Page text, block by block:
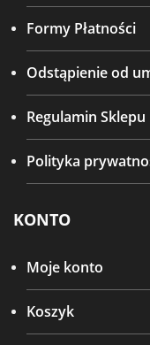
Formy Płatności
Odstąpienie od
Regulamin Sklepu
Polityka
KONTO
Moje konto
Koszyk